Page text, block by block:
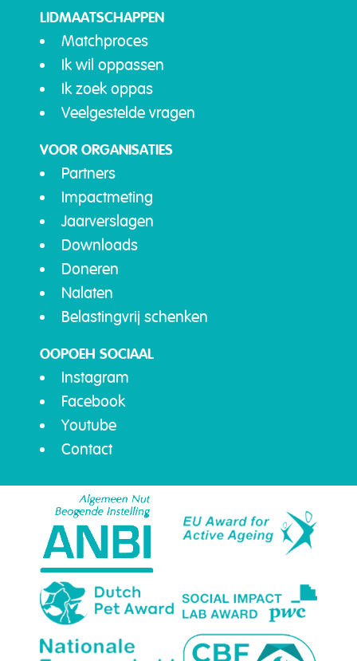
LIDMAATSCHAPPEN
Matchproces
Ik wil oppassen
Ik zoek oppas
Veelgestelde vragen
VOOR ORGANISATIES
Partners
Impactmeting
Jaarverslagen
Downloads
Doneren
Nalaten
Belastingvrij schenken
OOPOEH SOCIAAL
Instagram
Facebook
Youtube
Contact